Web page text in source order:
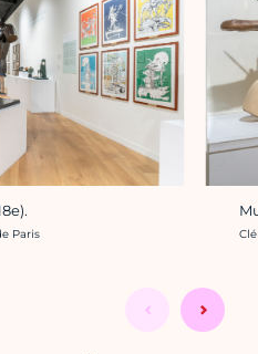
Paris